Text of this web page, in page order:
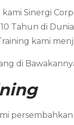
Sinergi
Tahun di
kami
di